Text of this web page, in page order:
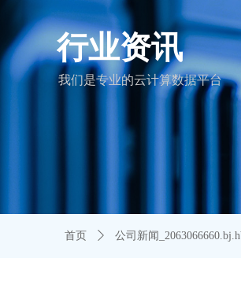
行业资讯
我们是专业的云计算数据平台
首页 ꄲ 公司新闻